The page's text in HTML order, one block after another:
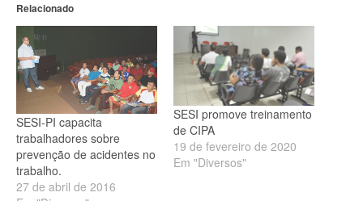
Relacionado
SESI-PI capacita
trabalhadores sobre
prevenção de acidentes no
trabalho.
27 de abril de 2016
SESI promove treinamento
de CIPA
19 de fevereiro de 2020
Em "Diversos"